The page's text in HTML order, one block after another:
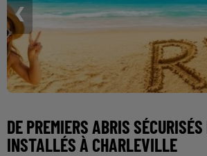
❮
DE PREMIERS ABRIS
INSTALLÉS À CHARLEVILLE